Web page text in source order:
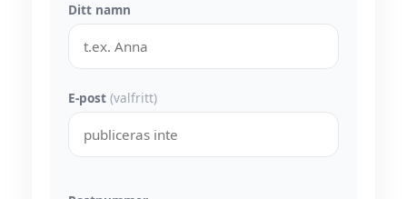
Ditt namn
E-post (valfritt)